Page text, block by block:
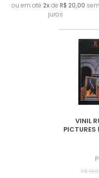
ou em até 2xde R$ 20,00 sem
juros
VINIL
R$